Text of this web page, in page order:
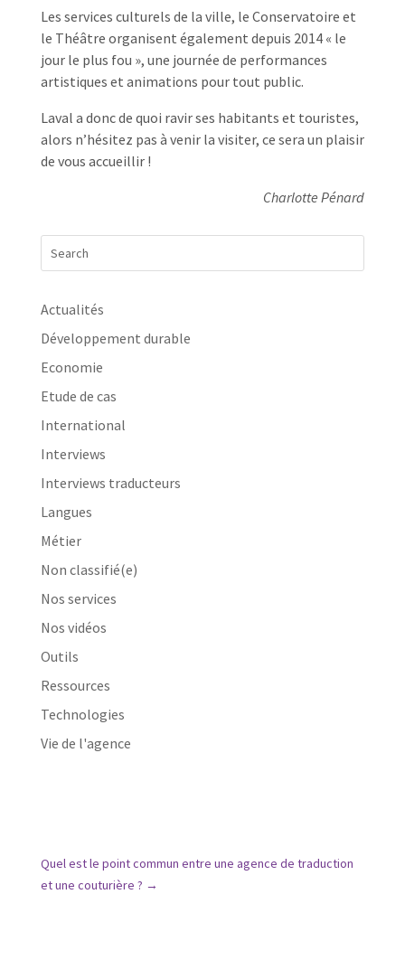
Les services culturels de la ville, le Conservatoire et
le Théâtre organisent également depuis 2014 « le
jour le plus fou », une journée de performances
artistiques et animations pour tout public.
Laval a donc de quoi ravir ses habitants et touristes,
alors n’hésitez pas à venir la visiter, ce sera un plaisir
de vous accueillir !
Charlotte Pénard
Actualités
Développement durable
Economie
Etude de cas
International
Interviews
Interviews traducteurs
Langues
Métier
Non classifié(e)
Nos services
Nos vidéos
Outils
Ressources
Technologies
Vie de l'agence
Quel est le point commun entre une agence de traduction
et une couturière ? →